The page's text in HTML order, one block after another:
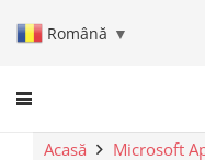
Română ▼
Acasă
Microsoft